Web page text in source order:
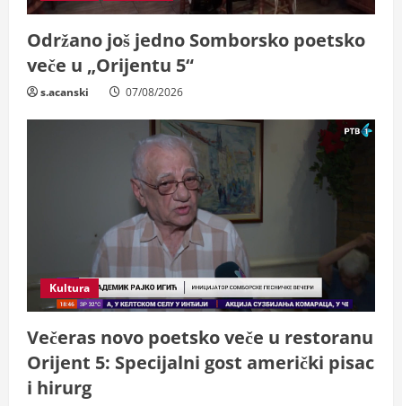
i
n
g
Održano još jedno Somborsko poetsko
veče u „Orijentu 5“
s.acanski 07/08/2026
Kultura
Večeras novo poetsko veče u restoranu
Orijent 5: Specijalni gost američki pisac
i hirurg